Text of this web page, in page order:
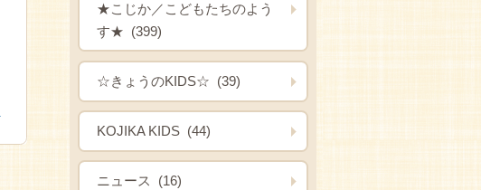
★こじか／こどもたちのよう
す★ (399)
☆きょうのKIDS☆ (39)
KOJIKA KIDS (44)
ニュース (16)